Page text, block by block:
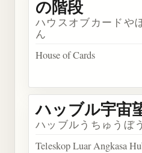
の階段
ハウスオブカードや
ん
House of Cards
ハッブル宇宙
ハッブルうちゅうぼ
Teleskop Luar Angkasa